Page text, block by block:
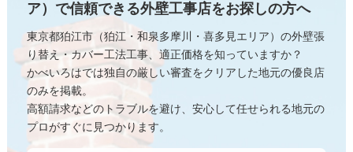
ア）で信頼できる外壁工事店をお探しの方へ
東京都狛江市（狛江・和泉多摩川・喜多見エリア）の外壁張
り替え・カバー工法工事、適正価格を知っていますか？
かべいろはでは独自の厳しい審査をクリアした地元の優良店
のみを掲載。
高額請求などのトラブルを避け、安心して任せられる地元の
プロがすぐに見つかります。